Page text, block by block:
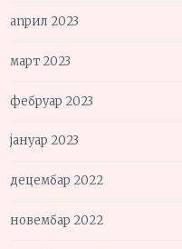
април 2023
март 2023
фебруар 2023
јануар 2023
децембар 2022
новембар 2022